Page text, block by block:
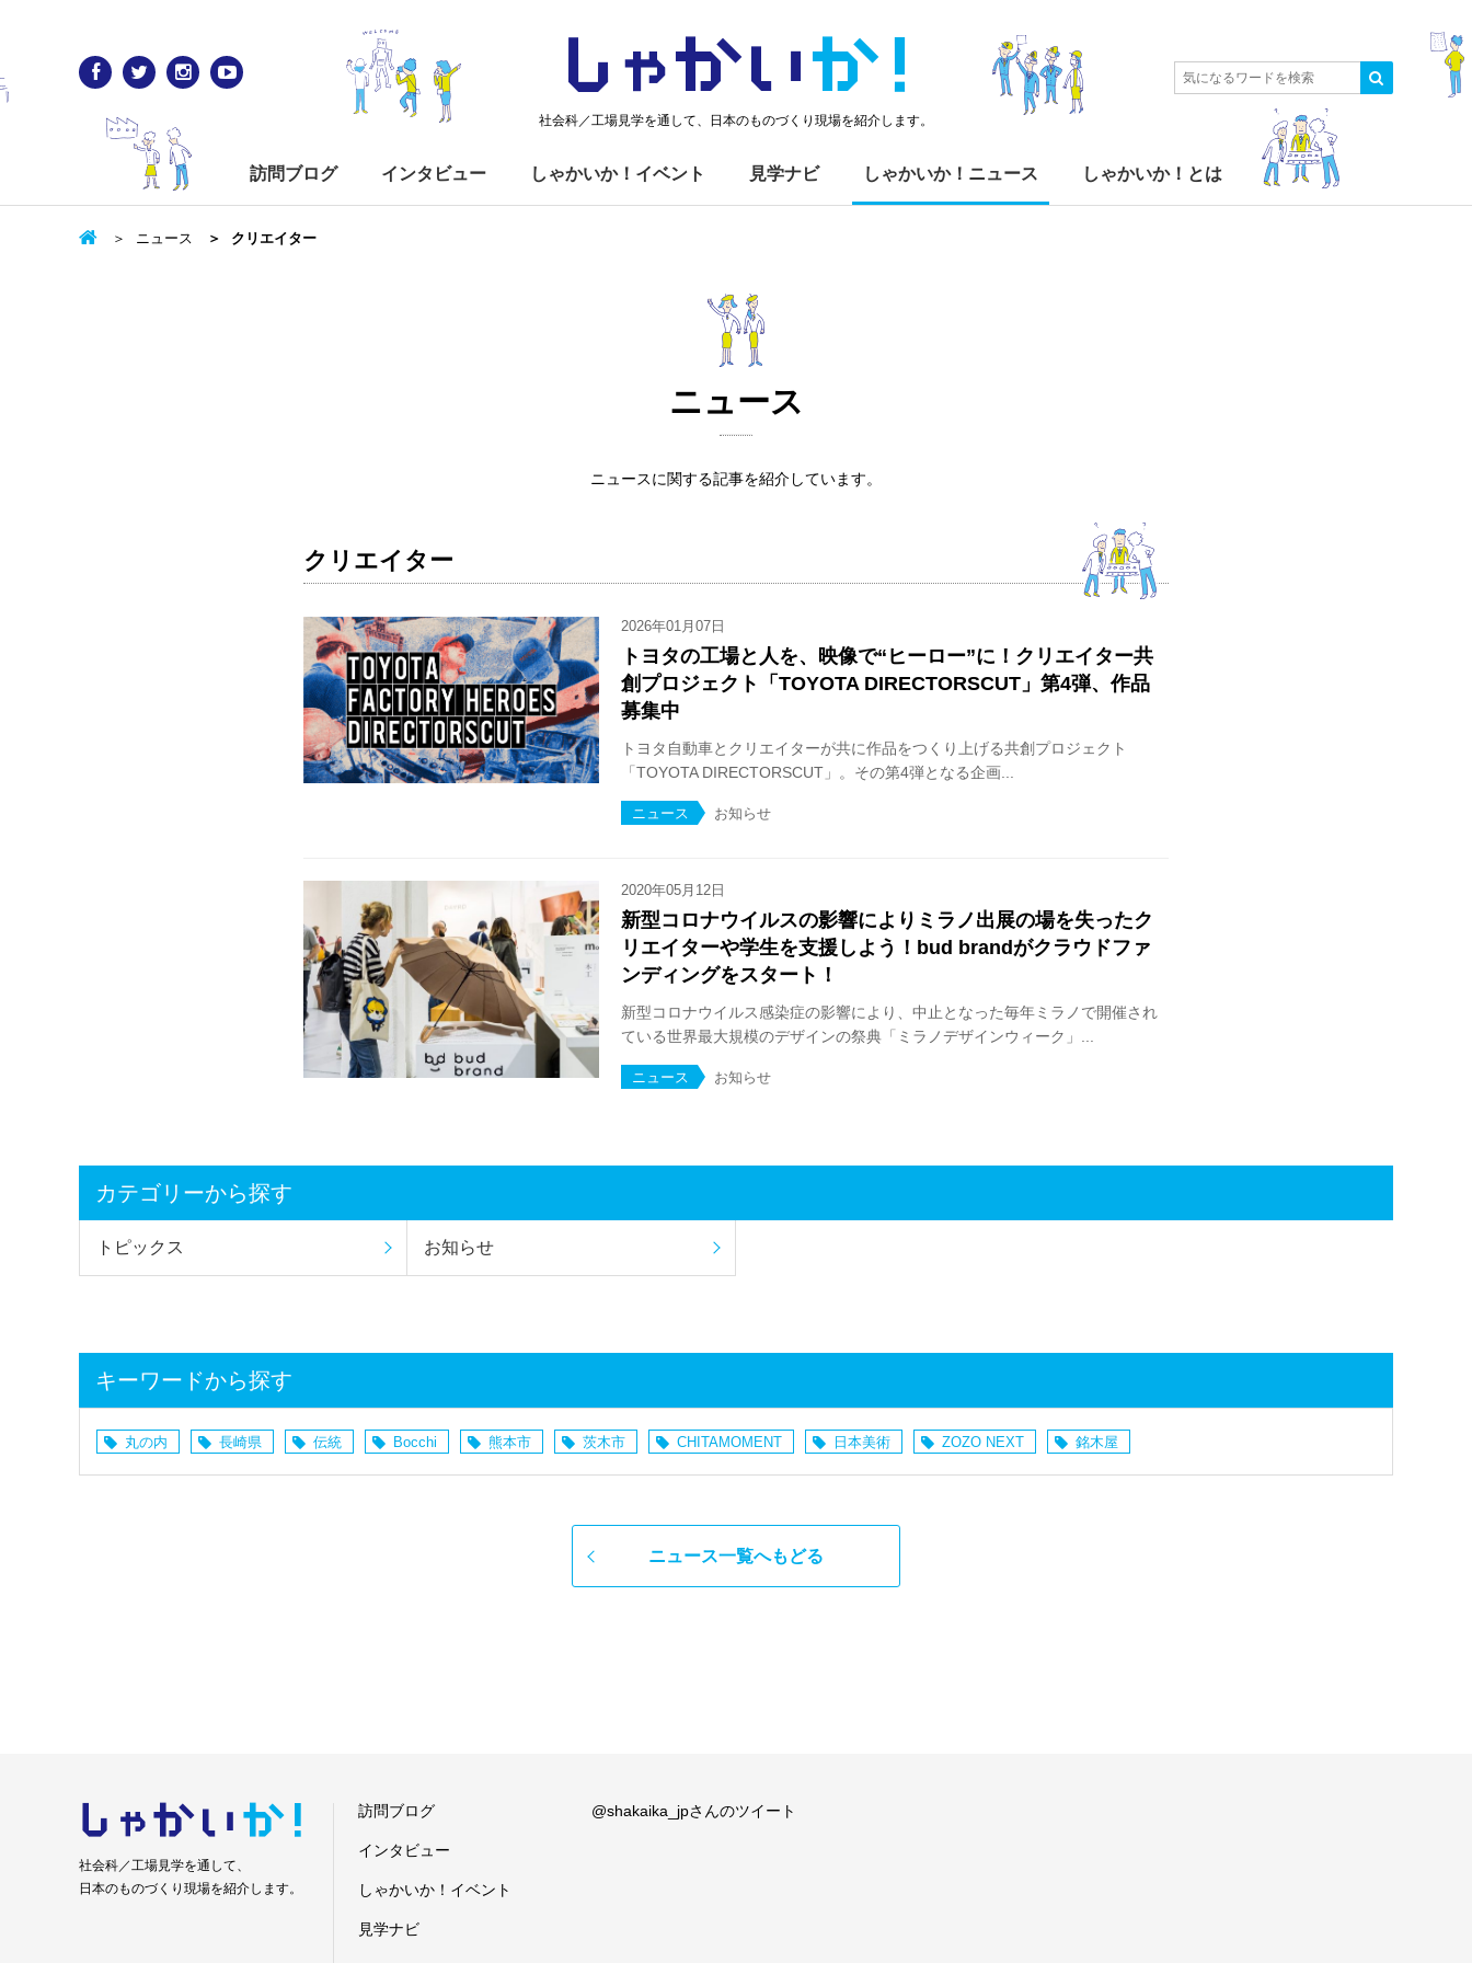
しゃかいか！
社会科／工場見学を通して、日本のものづくり現場を紹介します。
訪問ブログ インタビュー しゃかいか！イベント 見学ナビ しゃかいか！ニュース しゃかいか！とは
ニュース クリエイター
ニュース
ニュースに関する記事を紹介しています。
クリエイター
2026年01月07日
トヨタの工場と人を、映像で“ヒーロー”に！クリエイター共
創プロジェクト「TOYOTA DIRECTORSCUT」第4弾、作品
募集中
トヨタ自動車とクリエイターが共に作品をつくり上げる共創プロジェクト
「TOYOTA DIRECTORSCUT」。その第4弾となる企画...
ニュース お知らせ
2020年05月12日
新型コロナウイルスの影響によりミラノ出展の場を失ったク
リエイターや学生を支援しよう！bud brandがクラウドファ
ンディングをスタート！
新型コロナウイルス感染症の影響により、中止となった毎年ミラノで開催され
ている世界最大規模のデザインの祭典「ミラノデザインウィーク」...
ニュース お知らせ
カテゴリーから探す
トピックス お知らせ
キーワードから探す
丸の内 長崎県 伝統 Bocchi 熊本市 茨木市 CHITAMOMENT 日本美術 ZOZO NEXT 銘木屋
ニュース一覧へもどる
しゃかい か！
社会科／工場見学を通して、
日本のものづくり現場を紹介します。
訪問ブログ
インタビュー
しゃかいか！イベント
見学ナビ
@shakaika_jpさんのツイート